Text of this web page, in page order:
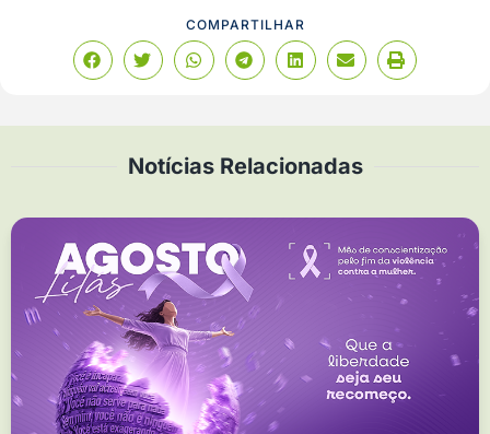
COMPARTILHAR
Notícias Relacionadas